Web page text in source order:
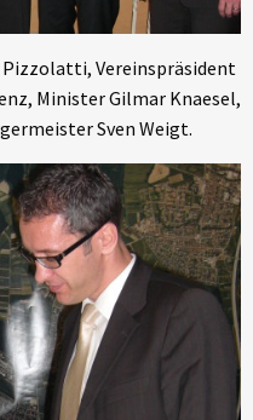
Vereinspräsident
Minister Gilmar Knaesel,
Sven Weigt.